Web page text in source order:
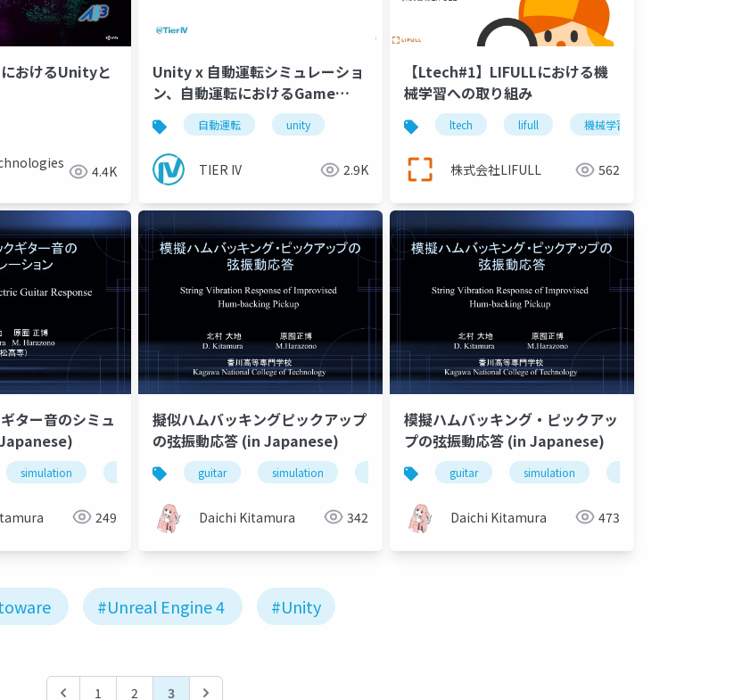
おけるUnityと
4.4K
Unity x 自動運転シミュレーショ
ン、自動運転におけるGame
Engineの役割
自動運転 unity
TIER IV 2.9K
【Ltech#1】LIFULLにおける機
械学習への取り組み
ltech lifull 機械学習
株式会社LIFULL 562
ター音のシミュ
simulation
249
擬似ハムバッキングピックアップ
の弦振動応答 (in Japanese)
guitar simulation
Daichi Kitamura 342
模擬ハムバッキング・ピックアッ
プの弦振動応答 (in Japanese)
guitar simulation
Daichi Kitamura 473
#Unreal Engine 4 #Unity
1 2 3